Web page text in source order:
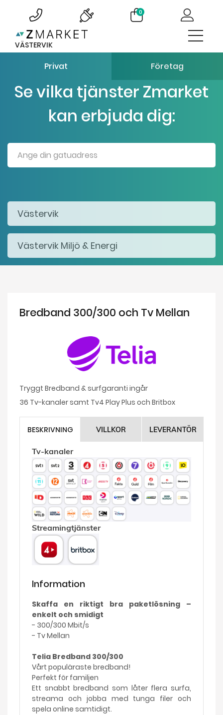
0
VÄSTERVIK
Privat Företag
Se vilka tjänster Zmarket
kan erbjuda dig:
Bredband 300/300 och Tv Mellan
Tryggt Bredband & surfgaranti ingår
36 Tv-kanaler samt Tv4 Play Plus och Britbox
BESKRIVNING VILLKOR LEVERANTÖR
Tv-kanaler
Streamingtjänster
Information
Skaffa en riktigt bra paketlösning –
enkelt och smidigt
- 300/300 Mbit/s
- Tv Mellan
Telia Bredband 300/300
Vårt populäraste bredband!
Perfekt för familjen
Ett snabbt bredband som låter flera surfa,
streama och jobba med tunga filer och
spela online samtidigt.